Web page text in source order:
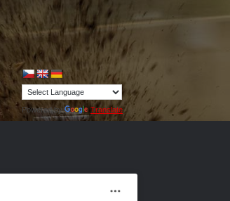
Powered by Translate